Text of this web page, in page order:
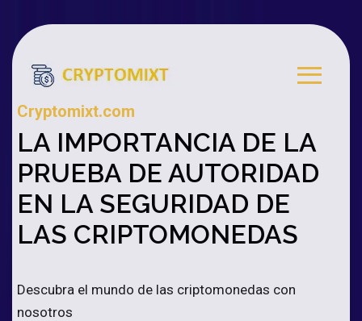
Cryptomixt.com
LA IMPORTANCIA DE LA
PRUEBA DE AUTORIDAD
EN LA SEGURIDAD DE
LAS CRIPTOMONEDAS
Descubra el mundo de las criptomonedas con
nosotros